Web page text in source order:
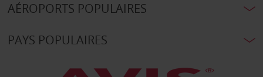
AÉROPORTS POPULAIRES
PAYS POPULAIRES